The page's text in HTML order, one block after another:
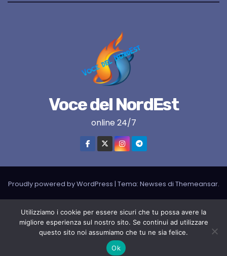
Voce del NordEst
online 24/7
Proudly powered by WordPress | Tema: Newses di Themeansar.
LIVE RADIO
RADIONORDEST
Il mio account
SPORT FURLAN PAR FURLAN – In collaborazione con A.S.F.
Utilizziamo i cookie per essere sicuri che tu possa avere la
migliore esperienza sul nostro sito. Se continui ad utilizzare
questo sito noi assumiamo che tu ne sia felice.
Ok